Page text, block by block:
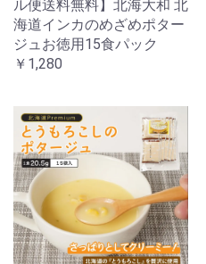
ル便送料無料】北海大和 北
海道インカのめざめポター
ジュお徳用15食パック
￥1,280